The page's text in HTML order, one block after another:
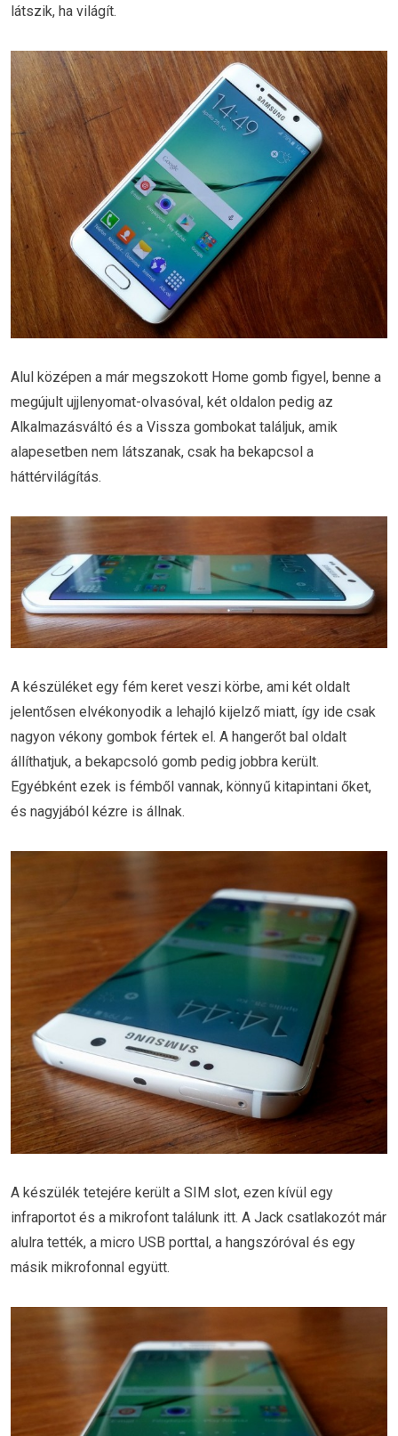
látszik, ha világít.
Alul középen a már megszokott Home gomb figyel, benne a
megújult ujjlenyomat-olvasóval, két oldalon pedig az
Alkalmazásváltó és a Vissza gombokat találjuk, amik
alapesetben nem látszanak, csak ha bekapcsol a
háttérvilágítás.
A készüléket egy fém keret veszi körbe, ami két oldalt
jelentősen elvékonyodik a lehajló kijelző miatt, így ide csak
nagyon vékony gombok fértek el. A hangerőt bal oldalt
állíthatjuk, a bekapcsoló gomb pedig jobbra került.
Egyébként ezek is fémből vannak, könnyű kitapintani őket,
és nagyjából kézre is állnak.
A készülék tetejére került a SIM slot, ezen kívül egy
infraportot és a mikrofont találunk itt. A Jack csatlakozót már
alulra tették, a micro USB porttal, a hangszóróval és egy
másik mikrofonnal együtt.